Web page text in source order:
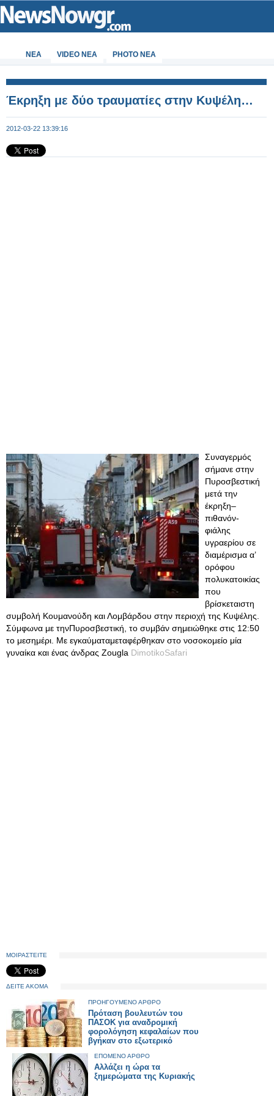
ΝΕΑ VIDEO NEA PHOTO NEA
Έκρηξη με δύο τραυματίες στην Κυψέλη…
2012-03-22 13:39:16
Συναγερμός
σήμανε στην
Πυροσβεστική
μετά την
έκρηξη–
πιθανόν-
φιάλης
υγραερίου σε
διαμέρισμα α’
ορόφου
πολυκατοικίας
που
βρίσκεταιστη
συμβολή Κουμανούδη και Λομβάρδου στην περιοχή της Κυψέλης.
Σύμφωνα με τηνΠυροσβεστική, το συμβάν σημειώθηκε στις 12:50
το μεσημέρι. Με εγκαύματαμεταφέρθηκαν στο νοσοκομείο μία
γυναίκα και ένας άνδρας Zougla DimotikoSafari
ΜΟΙΡΑΣΤΕΙΤΕ
ΔΕΙΤΕ ΑΚΟΜΑ
ΠΡΟΗΓΟΥΜΕΝΟ ΑΡΘΡΟ
Πρόταση βουλευτών του
ΠΑΣΟΚ για αναδρομική
φορολόγηση κεφαλαίων που
βγήκαν στο εξωτερικό
ΕΠΟΜΕΝΟ ΑΡΘΡΟ
Αλλάζει η ώρα τα
ξημερώματα της Κυριακής